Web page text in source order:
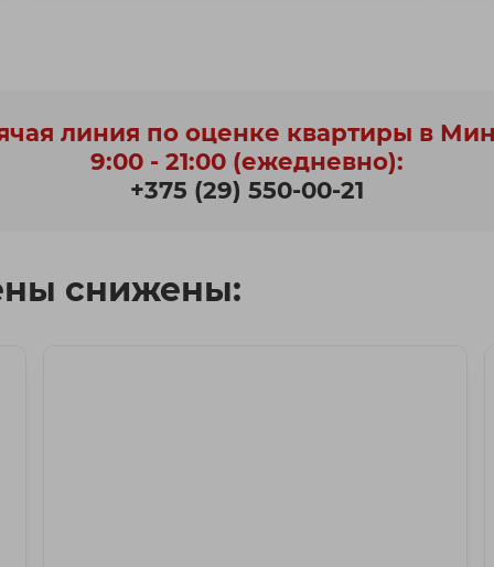
линия по оценке квартиры в
9:00 - 21:00 (ежедневно):
+375 (29) 550-00-21
снижены: